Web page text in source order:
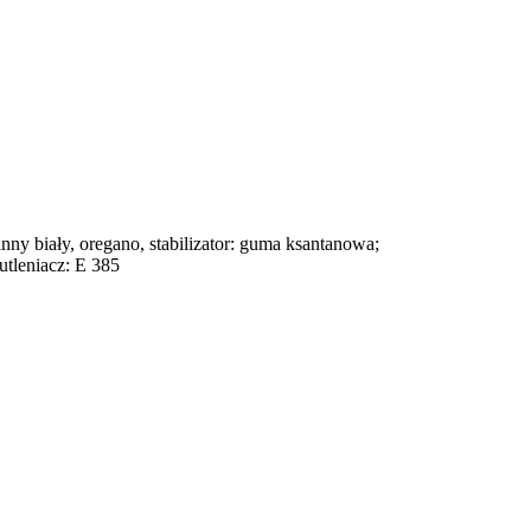
biały, oregano, stabilizator: guma ksantanowa;
E 385